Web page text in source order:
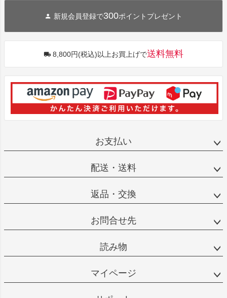
新規会員登録で300ポイントプレゼント
8,800円(税込)以上お買上げで送料無料
お支払い
配送・送料
返品・交換
お問合せ先
読み物
マイページ